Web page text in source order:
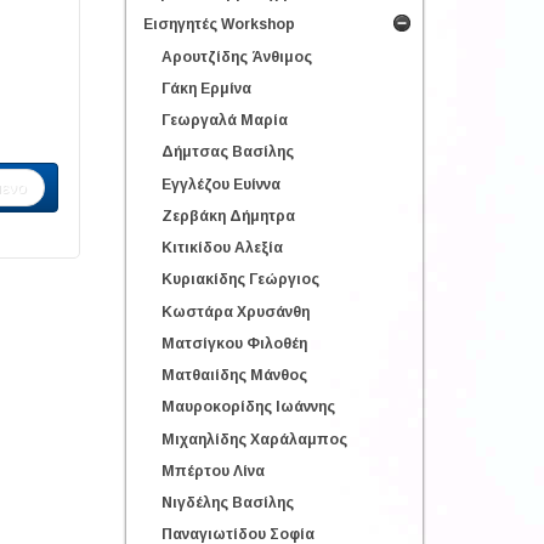
Εισηγητές Workshop
Αρουτζίδης Άνθιμος
Γάκη Ερμίνα
Γεωργαλά Μαρία
Δήμτσας Βασίλης
Εγγλέζου Ευίννα
Ζερβάκη Δήμητρα
Κιτικίδου Αλεξία
Κυριακίδης Γεώργιος
Κωστάρα Χρυσάνθη
Ματσίγκου Φιλοθέη
Ματθαιίδης Μάνθος
Μαυροκορίδης Ιωάννης
Μιχαηλίδης Χαράλαμπος
Μπέρτου Λίνα
Νιγδέλης Βασίλης
Παναγιωτίδου Σοφία